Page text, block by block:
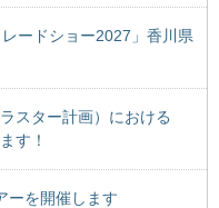
ードショー2027」香川県
スター計画）における
す！
ーを開催します